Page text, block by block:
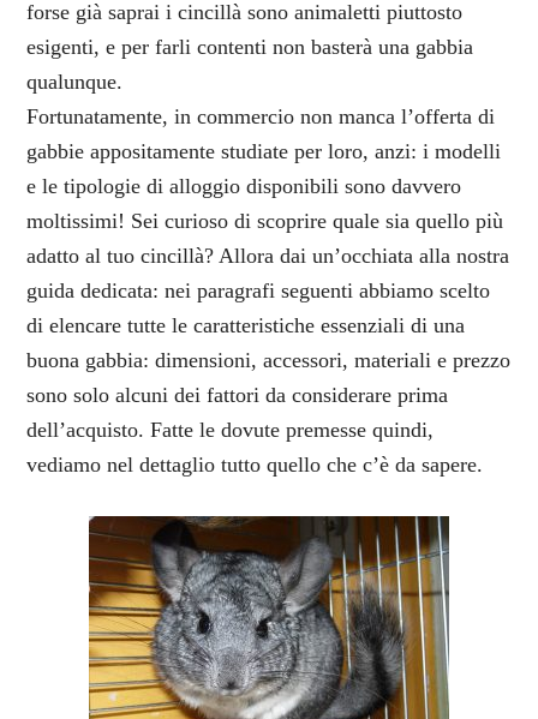
forse già saprai i cincillà sono animaletti piuttosto
esigenti, e per farli contenti non basterà una gabbia
qualunque.
Fortunatamente, in commercio non manca l’offerta di
gabbie appositamente studiate per loro, anzi: i modelli
e le tipologie di alloggio disponibili sono davvero
moltissimi! Sei curioso di scoprire quale sia quello più
adatto al tuo cincillà? Allora dai un’occhiata alla nostra
guida dedicata: nei paragrafi seguenti abbiamo scelto
di elencare tutte le caratteristiche essenziali di una
buona gabbia: dimensioni, accessori, materiali e prezzo
sono solo alcuni dei fattori da considerare prima
dell’acquisto. Fatte le dovute premesse quindi,
vediamo nel dettaglio tutto quello che c’è da sapere.